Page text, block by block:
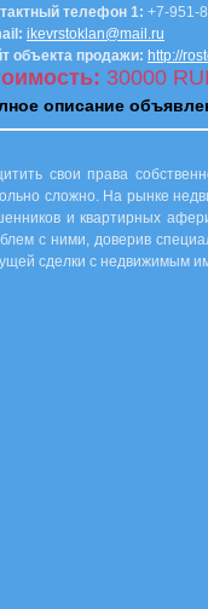
телефон 1: +7-951-
ikevrstoklan@mail.ru
объекта продажи: http://
30000
описание
свои права
сложно. На рынке
и квартирных
с ними, доверив
сделки с недвижимым